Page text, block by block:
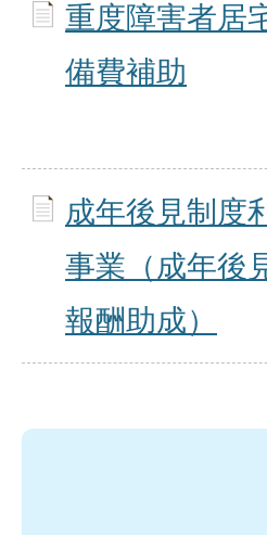
重度障害者居
備費補助
成年後見制度
事業（成年後
報酬助成）